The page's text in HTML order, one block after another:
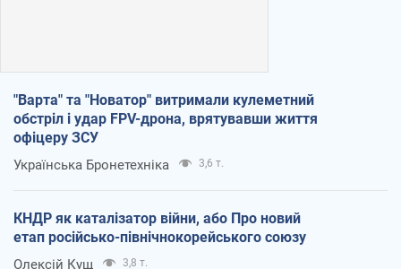
"Варта" та "Новатор" витримали кулеметний
обстріл і удар FPV-дрона, врятувавши життя
офіцеру ЗСУ
Українська Бронетехніка 3,6 т.
КНДР як каталізатор війни, або Про новий
етап російсько-північнокорейського союзу
Олексій Кущ 3,8 т.